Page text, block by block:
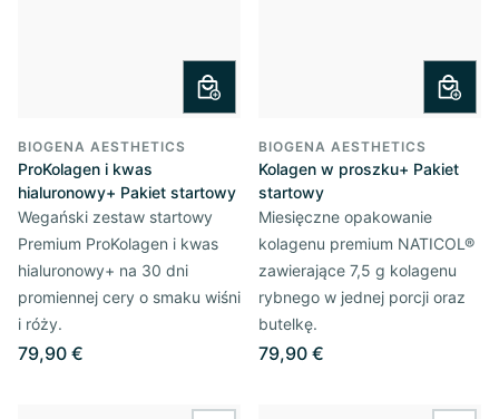
BIOGENA AESTHETICS
ProKolagen i kwas
hialuronowy+ Pakiet startowy
Wegański zestaw startowy
Premium ProKolagen i kwas
hialuronowy+ na 30 dni
promiennej cery o smaku wiśni
i róży.
79,90 €
BIOGENA AESTHETICS
Kolagen w proszku+ Pakiet
startowy
Miesięczne opakowanie
kolagenu premium NATICOL®
zawierające 7,5 g kolagenu
rybnego w jednej porcji oraz
butelkę.
79,90 €